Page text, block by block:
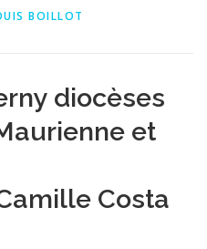
BOILLOT
diocèses
et
Costa